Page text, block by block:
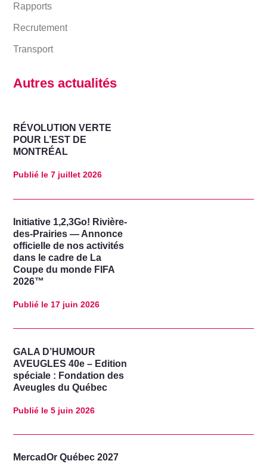
Rapports
Recrutement
Transport
Autres actualités
RÉVOLUTION VERTE
POUR L’EST DE
MONTRÉAL
Publié le 7 juillet 2026
Initiative 1,2,3Go! Rivière-
des-Prairies — Annonce
officielle de nos activités
dans le cadre de La
Coupe du monde FIFA
2026™
Publié le 17 juin 2026
GALA D’HUMOUR
AVEUGLES 40e – Edition
spéciale : Fondation des
Aveugles du Québec
Publié le 5 juin 2026
MercadOr Québec 2027